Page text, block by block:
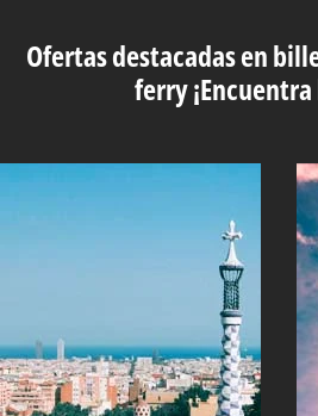
Ofertas destacadas en
ferry